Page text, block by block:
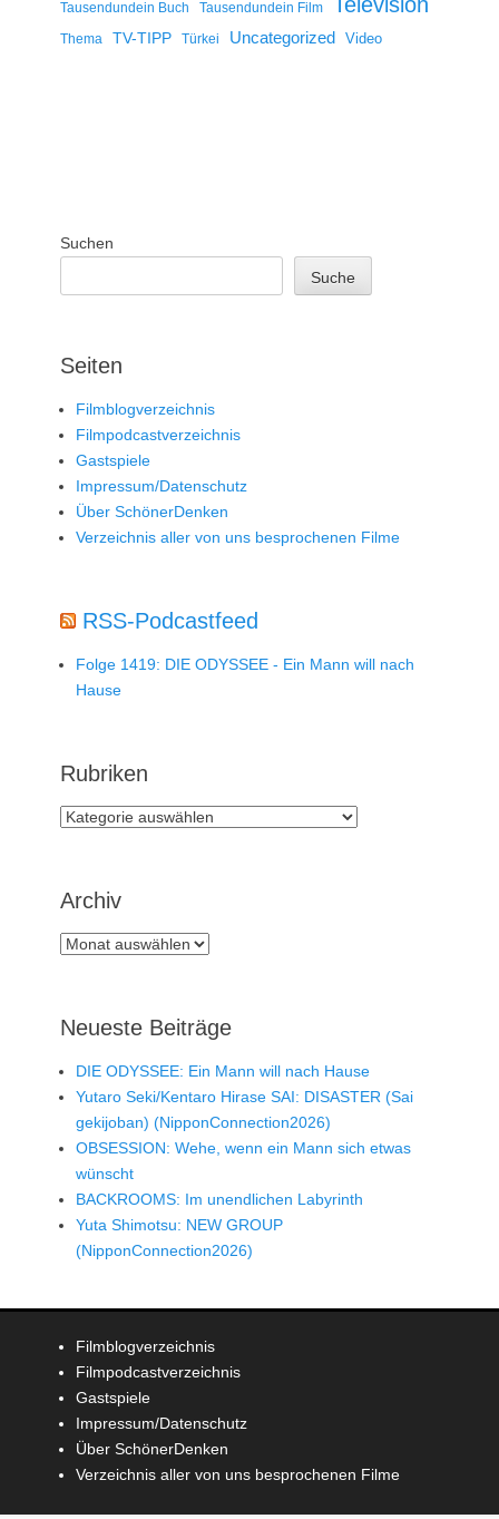
Tausendundein Buch Tausendundein Film
Thema TV-TIPP Türkei Uncategorized Video
Suchen
Suche
Seiten
Filmblogverzeichnis
Filmpodcastverzeichnis
Gastspiele
Impressum/Datenschutz
Über SchönerDenken
Verzeichnis aller von uns besprochenen Filme
RSS-Podcastfeed
Folge 1419: DIE ODYSSEE - Ein Mann will nach
Hause
Rubriken
Rubriken
Archiv
Archiv
Neueste Beiträge
DIE ODYSSEE: Ein Mann will nach Hause
Yutaro Seki/Kentaro Hirase SAI: DISASTER (Sai
gekijoban) (NipponConnection2026)
OBSESSION: Wehe, wenn ein Mann sich etwas
wünscht
BACKROOMS: Im unendlichen Labyrinth
Yuta Shimotsu: NEW GROUP
(NipponConnection2026)
Filmblogverzeichnis
Filmpodcastverzeichnis
Gastspiele
Impressum/Datenschutz
Über SchönerDenken
Verzeichnis aller von uns besprochenen Filme